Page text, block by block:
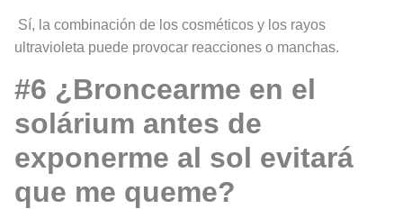
Sí, la combinación de los cosméticos y los rayos
ultravioleta puede provocar reacciones o manchas.
#6 ¿Broncearme en el
solárium antes de
exponerme al sol evitará
que me queme?